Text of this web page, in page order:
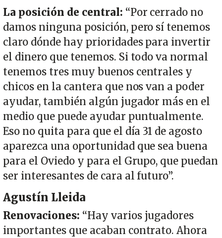
La posición de central: “Por cerrado no
damos ninguna posición, pero sí tenemos
claro dónde hay prioridades para invertir
el dinero que tenemos. Si todo va normal
tenemos tres muy buenos centrales y
chicos en la cantera que nos van a poder
ayudar, también algún jugador más en el
medio que puede ayudar puntualmente.
Eso no quita para que el día 31 de agosto
aparezca una oportunidad que sea buena
para el Oviedo y para el Grupo, que puedan
ser interesantes de cara al futuro”.
Agustín Lleida
Renovaciones: “Hay varios jugadores
importantes que acaban contrato. Ahora